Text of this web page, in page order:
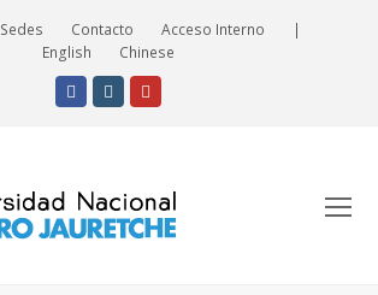
Sedes Contacto Acceso Interno
|
English
Chinese
FacebookInstagram